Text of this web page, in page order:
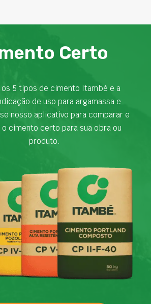
Certo
os 5 tipos de cimento Itambé e a
de uso para argamassa e
nosso aplicativo para comparar e
cimento certo para sua obra ou
produto.